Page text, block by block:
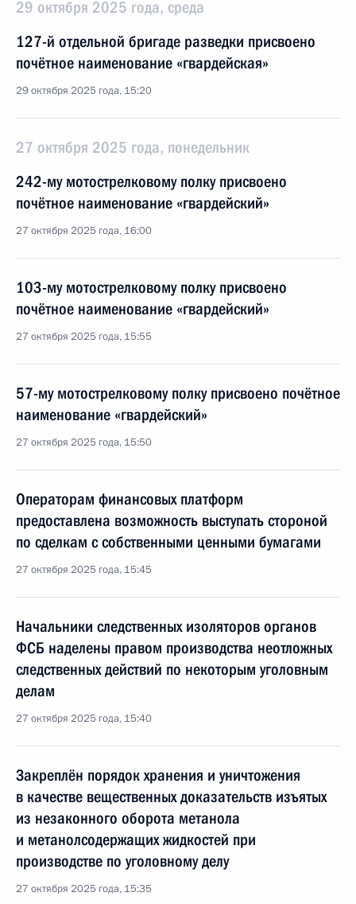
29 октября 2025 года, среда
127-й отдельной бригаде разведки присвоено
почётное наименование «гвардейская»
29 октября 2025 года, 15:20
27 октября 2025 года, понедельник
242-му мотострелковому полку присвоено
почётное наименование «гвардейский»
27 октября 2025 года, 16:00
103-му мотострелковому полку присвоено
почётное наименование «гвардейский»
27 октября 2025 года, 15:55
57-му мотострелковому полку присвоено почётное
наименование «гвардейский»
27 октября 2025 года, 15:50
Операторам финансовых платформ
предоставлена возможность выступать стороной
по сделкам с собственными ценными бумагами
27 октября 2025 года, 15:45
Начальники следственных изоляторов органов
ФСБ наделены правом производства неотложных
следственных действий по некоторым уголовным
делам
27 октября 2025 года, 15:40
Закреплён порядок хранения и уничтожения
в качестве вещественных доказательств изъятых
из незаконного оборота метанола
и метанолсодержащих жидкостей при
производстве по уголовному делу
27 октября 2025 года, 15:35